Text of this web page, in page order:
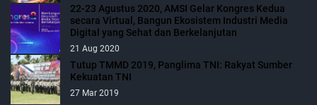
22-23 Agustus 2020, AMSI Gelar Kongres Kedua
secara Virtual, Bangun Ekosistem Industri Media
Digital yang Sehat dan Berkelanjutan
21 Aug 2020
Tutup TMMD 2019, Panglima TNI: Rakyat Sumber
Kekuatan TNI
27 Mar 2019